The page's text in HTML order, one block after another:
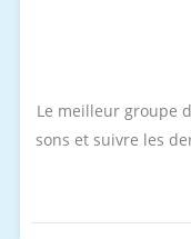
Le meilleur groupe
sons et suivre les